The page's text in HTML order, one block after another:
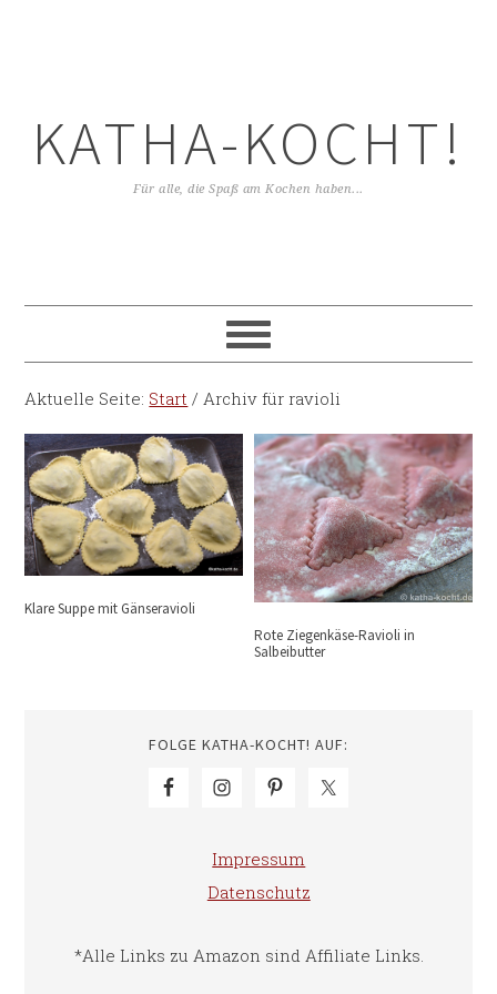
KATHA-KOCHT!
Für alle, die Spaß am Kochen haben...
Aktuelle Seite: Start / Archiv für ravioli
Klare Suppe mit Gänseravioli
Rote Ziegenkäse-Ravioli in
Salbeibutter
FOLGE KATHA-KOCHT! AUF:
Impressum
Datenschutz
*Alle Links zu Amazon sind Affiliate Links.